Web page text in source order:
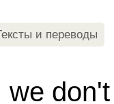
и переводы
we